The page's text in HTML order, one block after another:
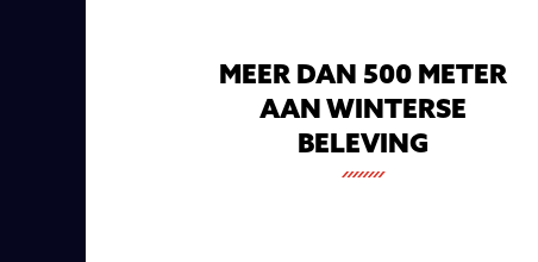
MEER DAN 500 METER
AAN WINTERSE
BELEVING